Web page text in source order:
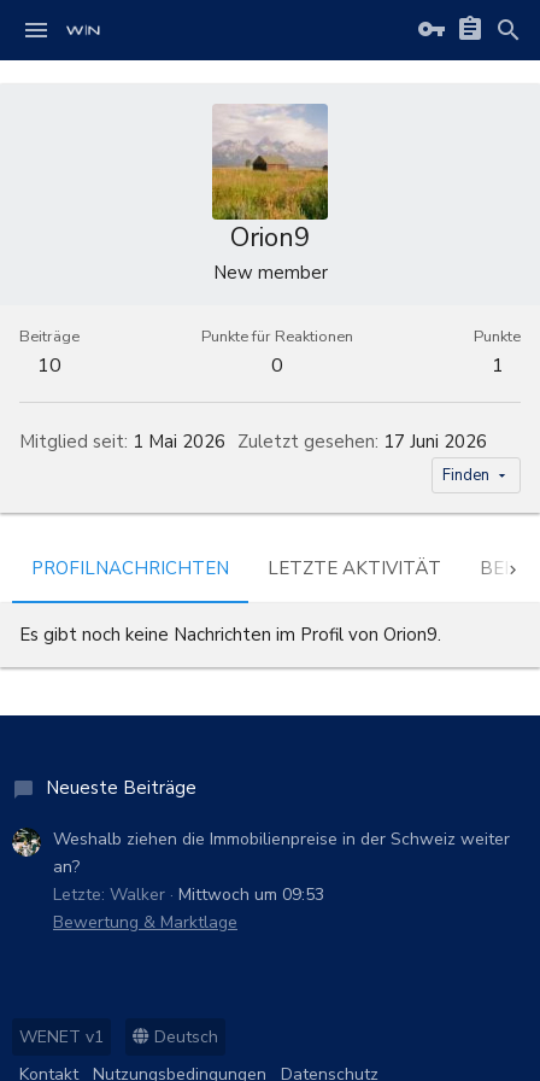
Orion9
New member
Beiträge
10
Punkte für Reaktionen
0
Punkte
1
Mitglied seit 1 Mai 2026 Zuletzt gesehen 17 Juni 2026
Finden
PROFILNACHRICHTEN LETZTE AKTIVITÄT
Es gibt noch keine Nachrichten im Profil von Orion9.
Neueste Beiträge
Weshalb ziehen die Immobilienpreise in der Schweiz weiter
an?
Letzte: Walker Mittwoch um 09:53
Bewertung & Marktlage
WENET v1
Deutsch
Kontakt
Nutzungsbedingungen Datenschutz